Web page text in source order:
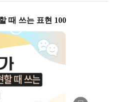
때 쓰는 표현 100